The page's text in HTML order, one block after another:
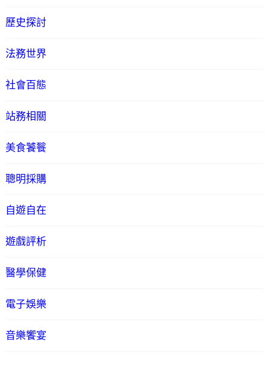
歷史探討
法務世界
社會百態
站務相關
美食饕餮
聰明採購
自遊自在
遊戲評析
醫學保健
電子娛樂
音樂饗宴